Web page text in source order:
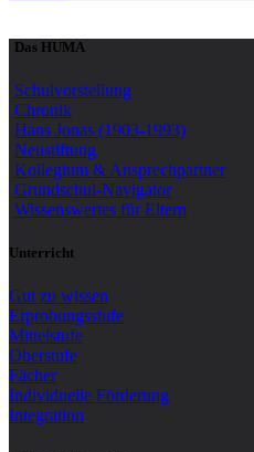
Das HUMA
Schulvorstellung
Chronik
Hans Jonas (1903-1993)
Neustiftung
Kollegium & Ansprechpartner
Grundschul-Navigator
Wissenswertes für Eltern
Unterricht
Gut zu wissen
Erprobungsstufe
Mittelstufe
Oberstufe
Fächer
Individuelle Förderung
Integration